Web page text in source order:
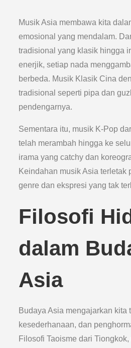
Musik Asia membawa kita
emosional yang mendalam.
tradisional yang klasik hingga
enerjik, setiap nada
berbeda. Musik Klasik Cina
tradisional seperti pipa dan
pendengarnya.
Sementara itu, musik K-Pop
telah merambah hingga ke
irama yang catchy dan
Keindahan musik Asia terletak
genre dan ekspresi yang tak
Filosofi
dalam
Asia
Budaya Asia mengajarkan kita
kesederhanaan, dan
Filosofi Taoisme dari